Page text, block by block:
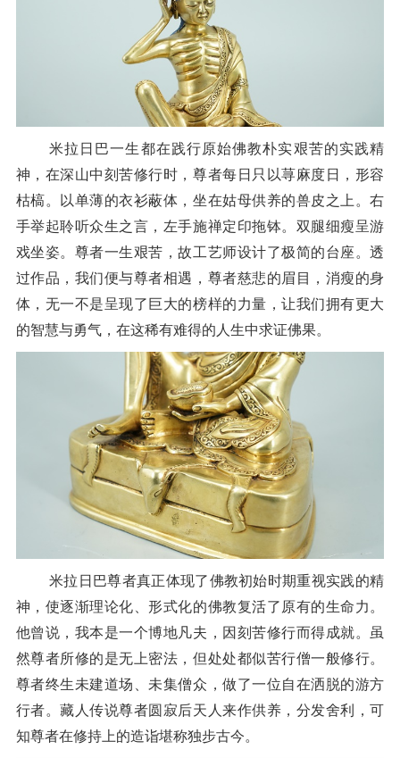
米拉日巴一生都在践行原始佛教朴实艰苦的实践精
神，在深山中刻苦修行时，尊者每日只以荨麻度日，形容
枯槁。以单薄的衣衫蔽体，坐在姑母供养的兽皮之上。右
手举起聆听众生之言，左手施禅定印拖钵。双腿细瘦呈游
戏坐姿。尊者一生艰苦，故工艺师设计了极简的台座。透
过作品，我们便与尊者相遇，尊者慈悲的眉目，消瘦的身
体，无一不是呈现了巨大的榜样的力量，让我们拥有更大
的智慧与勇气，在这稀有难得的人生中求证佛果。
米拉日巴尊者真正体现了佛教初始时期重视实践的精
神，使逐渐理论化、形式化的佛教复活了原有的生命力。
他曾说，我本是一个博地凡夫，因刻苦修行而得成就。虽
然尊者所修的是无上密法，但处处都似苦行僧一般修行。
尊者终生未建道场、未集僧众，做了一位自在洒脱的游方
行者。藏人传说尊者圆寂后天人来作供养，分发舍利，可
知尊者在修持上的造诣堪称独步古今。